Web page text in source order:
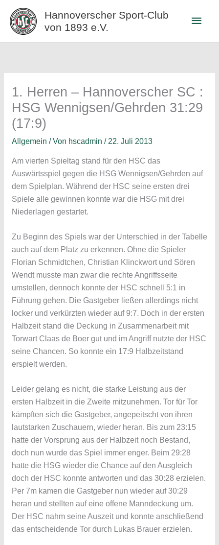
Inhalt
springen
Hannoverscher Sport-Club
von 1893 e.V.
1. Herren – Hannoverscher SC :
HSG Wennigsen/Gehrden 31:29
(17:9)
Allgemein / Von hscadmin /22. Juli 2013
Am vierten Spieltag stand für den HSC das
Auswärtsspiel gegen die HSG Wennigsen/Gehrden auf
dem Spielplan. Während der HSC seine ersten drei
Spiele alle gewinnen konnte war die HSG mit drei
Niederlagen gestartet.
Zu Beginn des Spiels war der Unterschied in der Tabelle
auch auf dem Platz zu erkennen. Ohne die Spieler
Florian Schmidtchen, Christian Klinckwort und Sören
Wendt musste man zwar die rechte Angriffsseite
umstellen, dennoch konnte der HSC schnell 5:1 in
Führung gehen. Die Gastgeber ließen allerdings nicht
locker und verkürzten wieder auf 9:7. Doch in der ersten
Halbzeit stand die Deckung in Zusammenarbeit mit
Torwart Claas de Boer gut und im Angriff nutzte der HSC
seine Chancen. So konnte ein 17:9 Halbzeitstand
erspielt werden.
Leider gelang es nicht, die starke Leistung aus der
ersten Halbzeit in die Zweite mitzunehmen. Tor für Tor
kämpften sich die Gastgeber, angepeitscht von ihren
lautstarken Zuschauern, wieder heran. Bis zum 23:15
hatte der Vorsprung aus der Halbzeit noch Bestand,
doch nun wurde das Spiel immer enger. Beim 29:28
hatte die HSG wieder die Chance auf den Ausgleich
doch der HSC konnte antworten und das 30:28 erzielen.
Per 7m kamen die Gastgeber nun wieder auf 30:29
heran und stellten auf eine offene Manndeckung um.
Der HSC nahm seine Auszeit und konnte anschließend
das entscheidende Tor durch Lukas Brauer erzielen.